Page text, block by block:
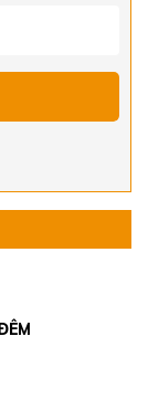
VIỆT THẮNG